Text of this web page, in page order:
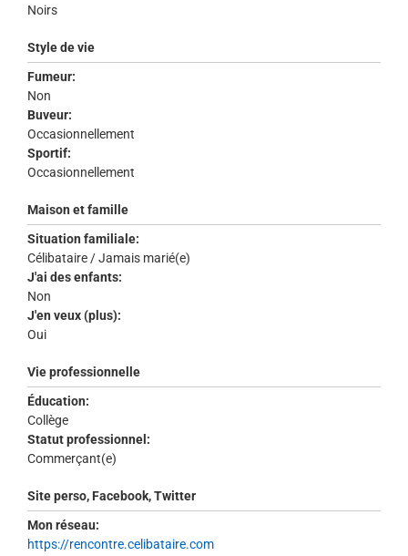
Noirs
Style de vie
Fumeur:
Non
Buveur:
Occasionnellement
Sportif:
Occasionnellement
Maison et famille
Situation familiale:
Célibataire / Jamais marié(e)
J'ai des enfants:
Non
J'en veux (plus):
Oui
Vie professionnelle
Éducation:
Collège
Statut professionnel:
Commerçant(e)
Site perso, Facebook, Twitter
Mon réseau:
https://rencontre.celibataire.com